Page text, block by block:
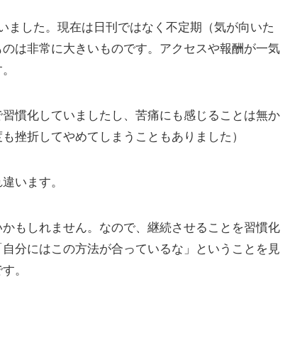
ました。現在は日刊ではなく不定期（気が向いた
は非常に大きいものです。アクセスや報酬が一気
慣化していましたし、苦痛にも感じることは無か
挫折してやめてしまうこともありました）
います。
もしれません。なので、継続させることを習慣化
分にはこの方法が合っているな」ということを見
。